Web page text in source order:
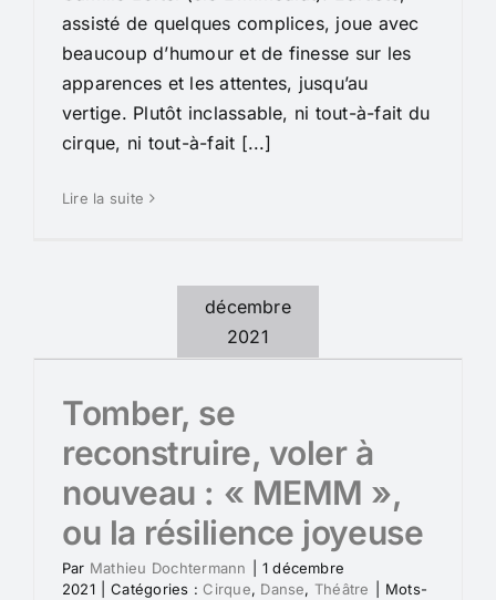
assisté de quelques complices, joue avec
beaucoup d’humour et de finesse sur les
apparences et les attentes, jusqu’au
vertige. Plutôt inclassable, ni tout-à-fait du
cirque, ni tout-à-fait [...]
Lire la suite
décembre
2021
Tomber, se
reconstruire, voler à
nouveau : « MEMM »,
ou la résilience joyeuse
Par Mathieu Dochtermann
1 décembre
2021
Catégories : Cirque, Danse, Théâtre
Mots-